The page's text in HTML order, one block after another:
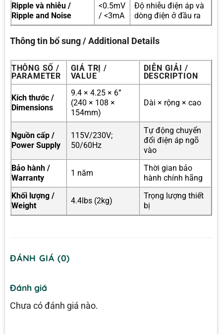
Ripple và nhiễu /
Ripple and Noise
<0.5mV
/ <3mA
Độ nhiễu điện áp và
dòng điện ở đầu ra
Thông tin bổ sung / Additional Details
THÔNG SỐ /
PARAMETER
GIÁ TRỊ /
VALUE
DIỄN GIẢI /
DESCRIPTION
Kích thước /
Dimensions
9.4 × 4.25 × 6”
(240 × 108 ×
154mm)
Dài × rộng × cao
Nguồn cấp /
Power Supply
115V/230V;
50/60Hz
Tự động chuyển
đổi điện áp ngõ
vào
Bảo hành /
Warranty
1 năm
Thời gian bảo
hành chính hãng
Khối lượng /
Weight
4.4lbs (2kg)
Trọng lượng thiết
bị
ĐÁNH GIÁ (0)
Đánh giá
Chưa có đánh giá nào.